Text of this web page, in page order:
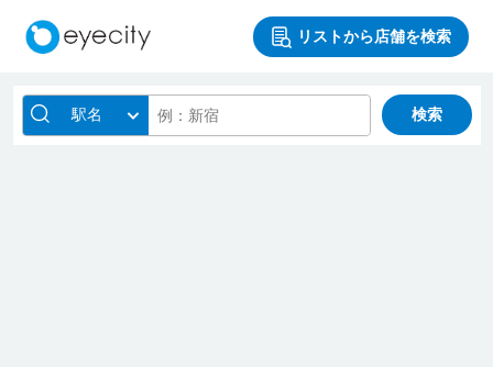
リストから店舗を検索
駅名 検索